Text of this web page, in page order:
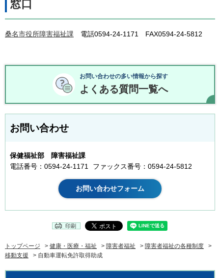
窓口
桑名市役所障害福祉課 電話0594-24-1171 FAX0594-24-5812
お問い合わせの多い情報から探す
よくある質問一覧へ
お問い合わせ
保健福祉部 障害福祉課
電話番号：0594-24-1171
ファックス番号：0594-24-5812
印刷
トップページ > 健康・医療・福祉 > 障害者福祉 > 障害者福祉の各種制度
>
移動支援
> 自動車運転免許取得助成